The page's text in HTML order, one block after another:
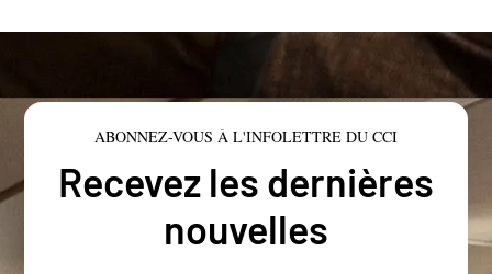
ABONNEZ-VOUS À L'INFOLETTRE DU CCI
Recevez les dernières
nouvelles